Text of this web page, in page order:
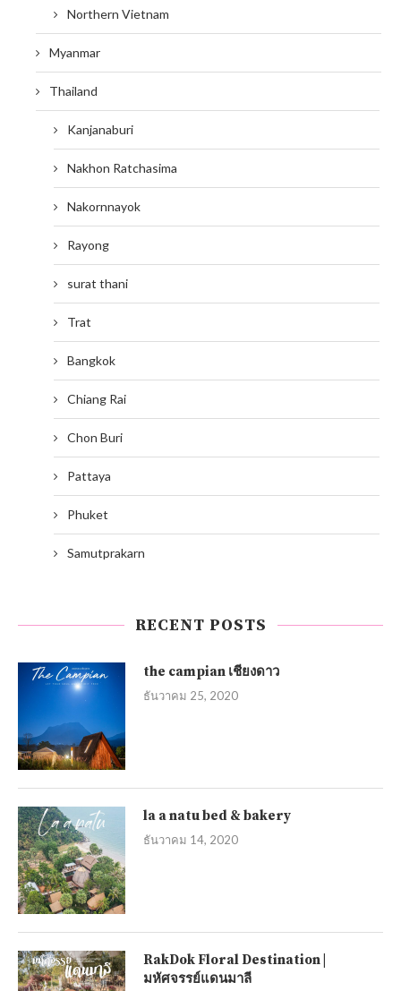
Northern Vietnam
Myanmar
Thailand
Kanjanaburi
Nakhon Ratchasima
Nakornnayok
Rayong
surat thani
Trat
Bangkok
Chiang Rai
Chon Buri
Pattaya
Phuket
Samutprakarn
RECENT POSTS
the campian เชียงดาว
ธันวาคม 25, 2020
la a natu bed & bakery
ธันวาคม 14, 2020
RakDok Floral Destination |
มหัศจรรย์แดนมาลี